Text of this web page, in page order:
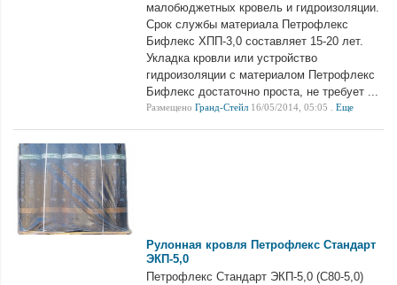
малобюджетных кровель и гидроизоляции.
Срок службы материала Петрофлекс
Бифлекс ХПП-3,0 составляет 15-20 лет.
Укладка кровли или устройство
гидроизоляции с материалом Петрофлекс
Бифлекс достаточно проста, не требует ...
Размещено Гранд-Стейл 16/05/2014, 05:05 . Еще
Рулонная кровля Петрофлекс Стандарт
ЭКП-5,0
Петрофлекс Стандарт ЭКП-5,0 (С80-5,0)